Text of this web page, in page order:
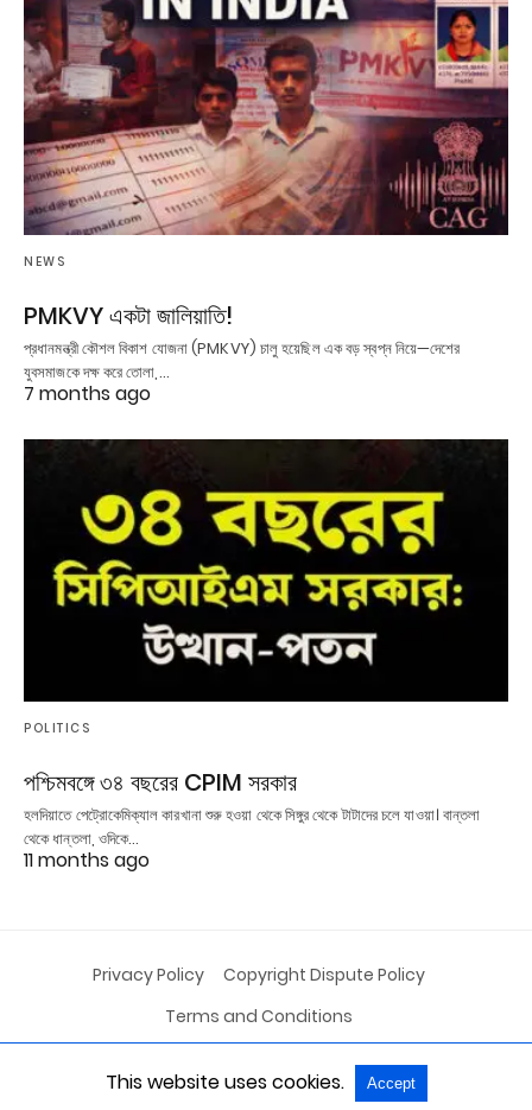
NEWS
PMKVY একটা জালিয়াতি!
প্রধানমন্ত্রী কৌশল বিকাশ যোজনা (PMKVY) চালু হয়েছিল এক বড় স্বপ্ন নিয়ে—দেশের
যুবসমাজকে দক্ষ করে তোলা,…
7 months ago
POLITICS
পশ্চিমবঙ্গে ৩৪ বছরের CPIM সরকার
হলদিয়াতে পেট্রোকেমিক্যাল কারখানা শুরু হওয়া থেকে সিঙ্গুর থেকে টাটাদের চলে যাওয়া। বান্তলা
থেকে ধান্তলা, ওদিকে…
11 months ago
Privacy Policy
Copyright Dispute Policy
Terms and Conditions
All Rights Reserved View Non-AMP Version
This website uses cookies. Accept